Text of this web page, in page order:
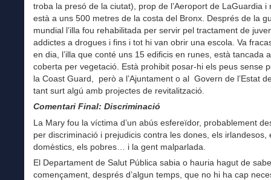
troba la presó de la ciutat), prop de l’Aeroport de LaGuardia i
està a uns 500 metres de la costa del Bronx. Després de la
mundial l’illa fou rehabilitada per servir pel tractament de
addictes a drogues i fins i tot hi van obrir una escola. Va
en dia, l’illa que conté uns 15 edificis en runes, està tancada
coberta per vegetació. Està prohibit posar-hi els peus sense
la Coast Guard, però a l’Ajuntament o al Govern de l’Estat
tant surt algú amb projectes de revitalització.
Comentari Final: Discriminació
La Mary fou la víctima d’un abús esfereïdor, probablement
per discriminació i prejudicis contra les dones, els irlandesos,
domèstics, els pobres… i la gent malparlada.
El Departament de Salut Pública sabia o hauria hagut de
començament, després d’algun temps, que no hi ha cap